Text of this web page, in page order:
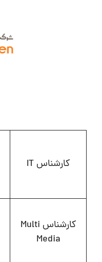
کارشناس IT
کارشناس Multi
Media